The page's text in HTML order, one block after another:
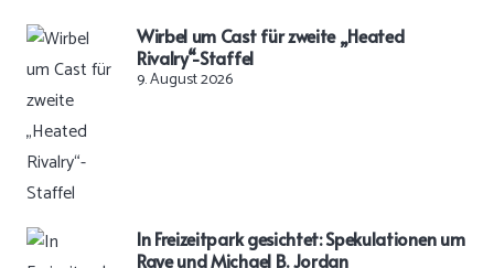
Wirbel um Cast für zweite „Heated
Rivalry“-Staffel
9. August 2026
In Freizeitpark gesichtet: Spekulationen um
Raye und Michael B. Jordan